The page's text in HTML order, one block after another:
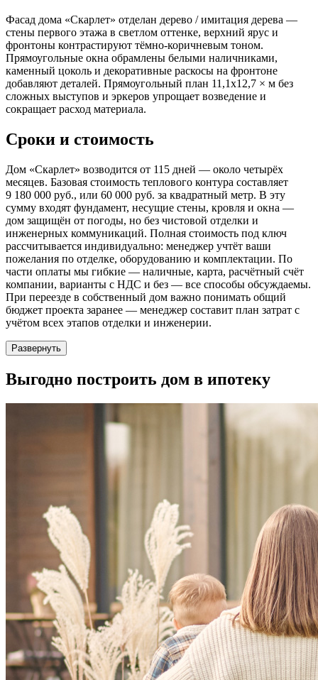
Фасад дома «Скарлет» отделан дерево / имитация дерева —
стены первого этажа в светлом оттенке, верхний ярус и
фронтоны контрастируют тёмно-коричневым тоном.
Прямоугольные окна обрамлены белыми наличниками,
каменный цоколь и декоративные раскосы на фронтоне
добавляют деталей. Прямоугольный план 11,1x12,7 × м без
сложных выступов и эркеров упрощает возведение и
сокращает расход материала.
Сроки и стоимость
Дом «Скарлет» возводится от 115 дней — около четырёх
месяцев. Базовая стоимость теплового контура составляет
9 180 000 руб., или 60 000 руб. за квадратный метр. В эту
сумму входят фундамент, несущие стены, кровля и окна —
дом защищён от погоды, но без чистовой отделки и
инженерных коммуникаций. Полная стоимость под ключ
рассчитывается индивидуально: менеджер учтёт ваши
пожелания по отделке, оборудованию и комплектации. По
части оплаты мы гибкие — наличные, карта, расчётный счёт
компании, варианты с НДС и без — все способы обсуждаемы.
При переезде в собственный дом важно понимать общий
бюджет проекта заранее — менеджер составит план затрат с
учётом всех этапов отделки и инженерии.
Развернуть
Выгодно построить дом в ипотеку